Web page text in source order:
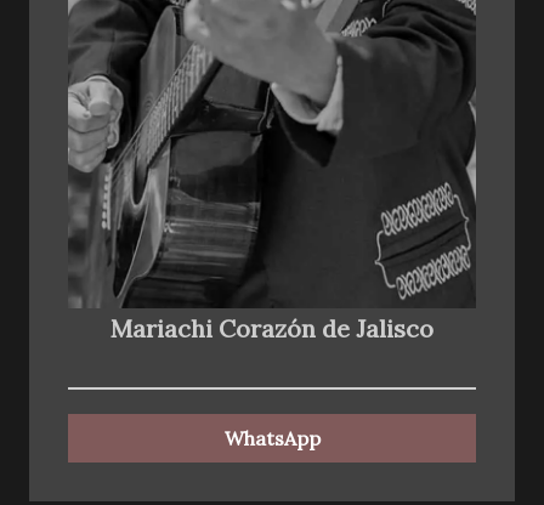
Mariachi Corazón de Jalisco
WhatsApp